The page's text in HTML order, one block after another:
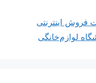
اینترنتی
لوازم‌خانگی